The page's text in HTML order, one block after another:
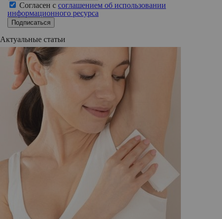
Согласен с соглашением об использовании
информационного ресурса
Подписаться
Актуальные статьи